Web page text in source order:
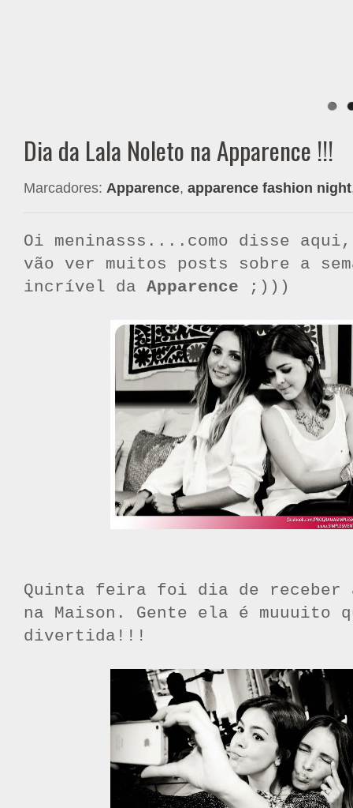
Dia da Lala Noleto na Apparence !!!
Marcadores: Apparence, apparence fashion night
Oi meninasss....como disse
vão ver muitos posts sobre a
incrível da Apparence ;)))
Quinta feira foi dia de
na Maison. Gente ela é muuuito
divertida!!!